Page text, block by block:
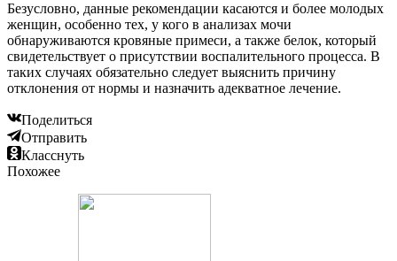
Безусловно, данные рекомендации касаются и более молодых
женщин, особенно тех, у кого в анализах мочи
обнаруживаются кровяные примеси, а также белок, который
свидетельствует о присутствии воспалительного процесса. В
таких случаях обязательно следует выяснить причину
отклонения от нормы и назначить адекватное лечение.
Поделиться
Отправить
Класснуть
Похожее